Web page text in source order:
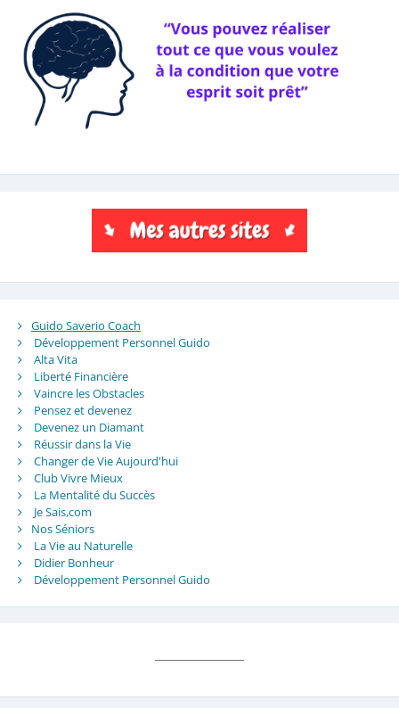
Guido Saverio Coach
Développement Personnel Guido
Alta Vita
Liberté Financière
Vaincre les Obstacles
Pensez et devenez
Devenez un Diamant
Réussir dans la Vie
Changer de Vie Aujourd'hui
Club Vivre Mieux
La Mentalité du Succès
Je Sais,com
Nos Séniors
La Vie au Naturelle
Didier Bonheur
Développement Personnel Guido